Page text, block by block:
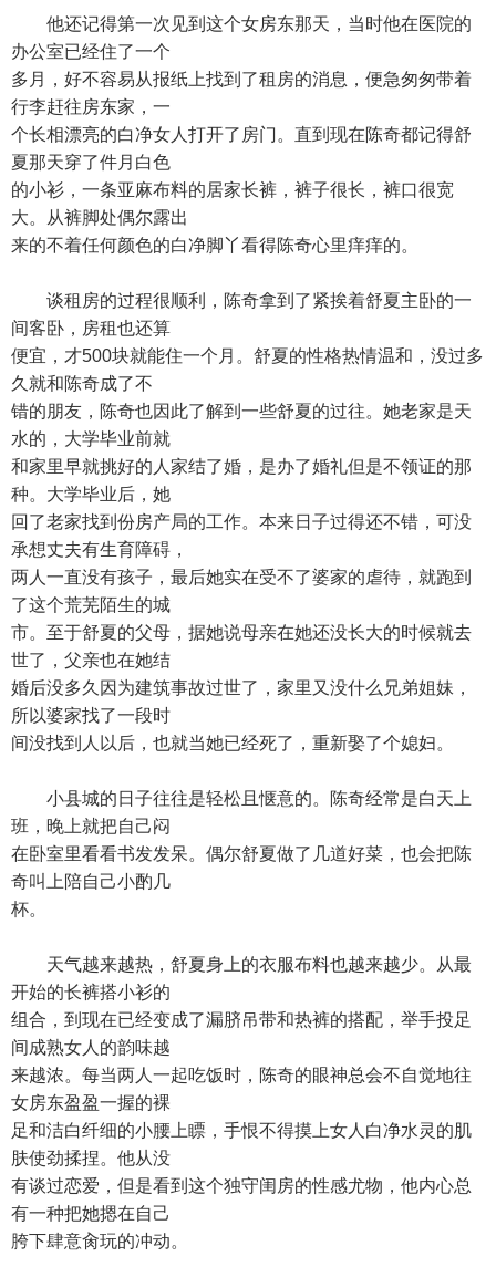
他还记得第一次见到这个女房东那天，当时他在医院的
办公室已经住了一个
多月，好不容易从报纸上找到了租房的消息，便急匆匆带着
行李赶往房东家，一
个长相漂亮的白净女人打开了房门。直到现在陈奇都记得舒
夏那天穿了件月白色
的小衫，一条亚麻布料的居家长裤，裤子很长，裤口很宽
大。从裤脚处偶尔露出
来的不着任何颜色的白净脚丫看得陈奇心里痒痒的。
谈租房的过程很顺利，陈奇拿到了紧挨着舒夏主卧的一
间客卧，房租也还算
便宜，才500块就能住一个月。舒夏的性格热情温和，没过多
久就和陈奇成了不
错的朋友，陈奇也因此了解到一些舒夏的过往。她老家是天
水的，大学毕业前就
和家里早就挑好的人家结了婚，是办了婚礼但是不领证的那
种。大学毕业后，她
回了老家找到份房产局的工作。本来日子过得还不错，可没
承想丈夫有生育障碍，
两人一直没有孩子，最后她实在受不了婆家的虐待，就跑到
了这个荒芜陌生的城
市。至于舒夏的父母，据她说母亲在她还没长大的时候就去
世了，父亲也在她结
婚后没多久因为建筑事故过世了，家里又没什么兄弟姐妹，
所以婆家找了一段时
间没找到人以后，也就当她已经死了，重新娶了个媳妇。
小县城的日子往往是轻松且惬意的。陈奇经常是白天上
班，晚上就把自己闷
在卧室里看看书发发呆。偶尔舒夏做了几道好菜，也会把陈
奇叫上陪自己小酌几
杯。
天气越来越热，舒夏身上的衣服布料也越来越少。从最
开始的长裤搭小衫的
组合，到现在已经变成了漏脐吊带和热裤的搭配，举手投足
间成熟女人的韵味越
来越浓。每当两人一起吃饭时，陈奇的眼神总会不自觉地往
女房东盈盈一握的裸
足和洁白纤细的小腰上瞟，手恨不得摸上女人白净水灵的肌
肤使劲揉捏。他从没
有谈过恋爱，但是看到这个独守闺房的性感尤物，他内心总
有一种把她摁在自己
胯下肆意肏玩的冲动。